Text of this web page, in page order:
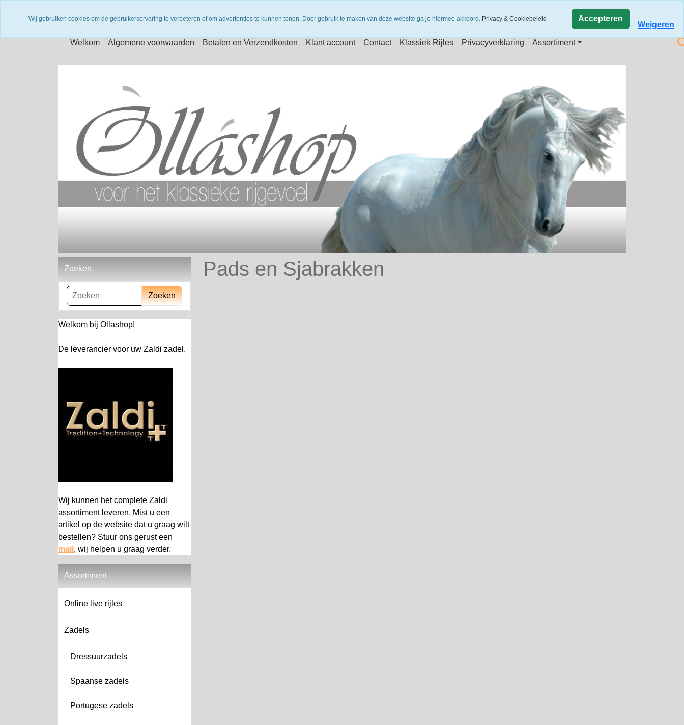
Welkom Algemene voorwaarden Betalen en Verzendkosten Klant account Contact Klassiek Rijles Privacyverklaring Assortiment
Zoeken
Zoeken
Welkom bij Ollashop!
De leverancier voor uw Zaldi zadel.
Wij kunnen het complete Zaldi
assortiment leveren. Mist u een
artikel op de website dat u graag wilt
bestellen? Stuur ons gerust een
mail , wij helpen u graag verder.
Assortiment
Online live rijles
Zadels
Dressuurzadels
Spaanse zadels
Portugese zadels
Pads en Sjabrakken
Wij gebruiken cookies om de gebruikerservaring te verbeteren of om advertenties te kunnen tonen. Door gebruik te maken van deze website ga je hiermee akkoord. Privacy & Cookiebeleid Accepteren
Weigeren